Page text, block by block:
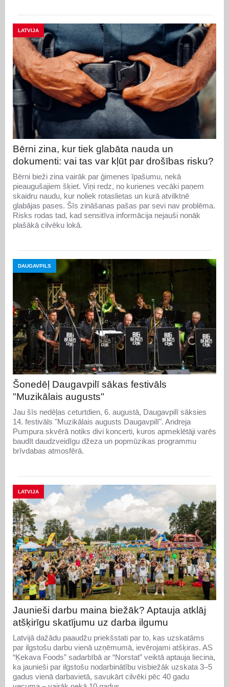
LATVIJA
Bērni zina, kur tiek glabāta nauda un
dokumenti: vai tas var kļūt par drošības risku?
Bērni bieži zina vairāk par ģimenes īpašumu, nekā
pieaugušajiem šķiet. Viņi redz, no kurienes vecāki paņem
skaidru naudu, kur noliek rotaslietas un kurā atvilktnē
glabājas pases. Šīs zināšanas pašas par sevi nav problēma.
Risks rodas tad, kad sensitīva informācija nejauši nonāk
plašākā cilvēku lokā.
DAUGAVPILS
Šonedēļ Daugavpilī sākas festivāls
"Muzikālais augusts"
Jau šīs nedēļas ceturtdien, 6. augustā, Daugavpilī sāksies
14. festivāls "Muzikālais augusts Daugavpilī". Andreja
Pumpura skvērā notiks divi koncerti, kuros apmeklētāji varēs
baudīt daudzveidīgu džeza un popmūzikas programmu
brīvdabas atmosfērā.
LATVIJA
Jaunieši darbu maina biežāk? Aptauja atklāj
atšķirīgu skatījumu uz darba ilgumu
Latvijā dažādu paaudžu priekšstati par to, kas uzskatāms
par ilgstošu darbu vienā uzņēmumā, ievērojami atšķiras. AS
“Ķekava Foods” sadarbībā ar “Norstat” veiktā aptauja liecina,
ka jaunieši par ilgstošu nodarbinātību visbiežāk uzskata 3–5
gadus vienā darbavietā, savukārt cilvēki pēc 40 gadu